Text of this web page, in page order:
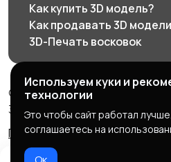
Как купить 3D модель?
Как продавать 3D
3D-Печать восковок
© 2026 3d585.ru -
3d585.ru
Правила сервиса
Политика
Используем куки и
технологии
Это чтобы сайт работал
соглашаетесь на